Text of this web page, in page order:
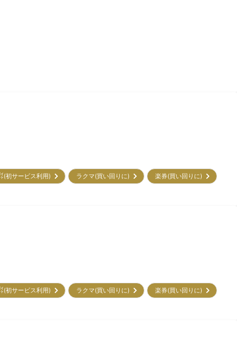
(初サービス利用) ラクマ(買い回りに)
楽券(買い回りに)
(初サービス利用) ラクマ(買い回りに)
楽券(買い回りに)